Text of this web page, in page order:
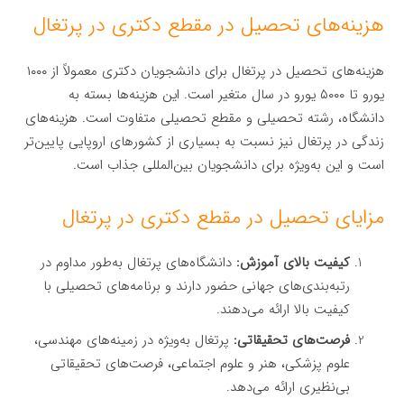
هزینه‌های تحصیل در مقطع دکتری در پرتغال
هزینه‌های تحصیل در پرتغال برای دانشجویان دکتری معمولاً از ۱۰۰۰
یورو تا ۵۰۰۰ یورو در سال متغیر است. این هزینه‌ها بسته به
دانشگاه، رشته تحصیلی و مقطع تحصیلی متفاوت است. هزینه‌های
زندگی در پرتغال نیز نسبت به بسیاری از کشورهای اروپایی پایین‌تر
است و این به‌ویژه برای دانشجویان بین‌المللی جذاب است.
مزایای تحصیل در مقطع دکتری در پرتغال
کیفیت بالای آموزش: دانشگاه‌های پرتغال به‌طور مداوم در
رتبه‌بندی‌های جهانی حضور دارند و برنامه‌های تحصیلی با
کیفیت بالا ارائه می‌دهند.
فرصت‌های تحقیقاتی: پرتغال به‌ویژه در زمینه‌های مهندسی،
علوم پزشکی، هنر و علوم اجتماعی، فرصت‌های تحقیقاتی
بی‌نظیری ارائه می‌دهد.